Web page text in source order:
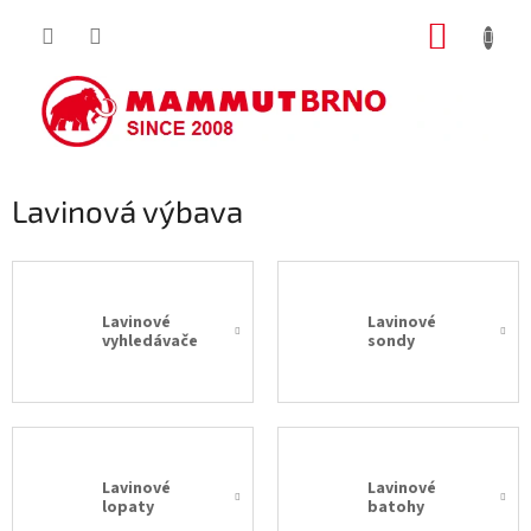
Lavinová výbava
Lavinové
vyhledávače
Lavinové
sondy
Lavinové
lopaty
Lavinové
batohy